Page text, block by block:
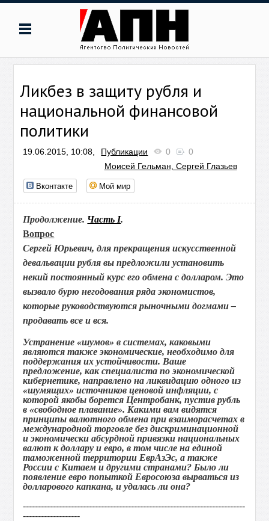
Ликбез в защиту рубля и
национальной финансовой
политики
19.06.2015, 10:08, Публикации 0
0
Моисей Гельман, Сергей Глазьев
Вконтакте Мой мир
Продолжение. Часть I.
Вопрос
Сергей Юрьевич, для прекращения искусственной
девальвации рубля вы предложили установить
некий постоянный курс его обмена с долларом. Это
вызвало бурю негодования ряда экономистов,
которые руководствуются рыночными догмами –
продавать все и вся.
Устранение «шумов» в системах, каковыми
являются также экономические, необходимо для
поддержания их устойчивости. Ваше
предложение, как специалиста по экономической
кибернетике, направлено на ликвидацию одного из
«шумящих» источников ценовой инфляции, с
которой якобы борется Центробанк, пустив рубль
в «свободное плавание». Какими вам видятся
принципы валютного обмена при взаиморасчетах в
международной торговле без дискриминационной
и экономически абсурдной привязки национальных
валют к доллару и евро, в том числе на единой
таможенной территории ЕврАзЭc, а также
России с Китаем и другими странами? Было ли
появление евро попыткой Евросоюза вырваться из
долларового капкана, и удалась ли она?
--------------------------------------------------------------------------
-------------------